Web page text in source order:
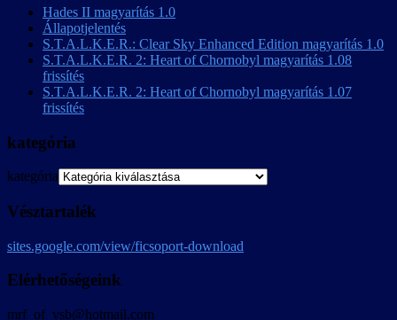
Hades II magyarítás 1.0
Állapotjelentés
S.T.A.L.K.E.R.: Clear Sky Enhanced Edition magyarítás 1.0
S.T.A.L.K.E.R. 2: Heart of Chornobyl magyarítás 1.08
frissítés
S.T.A.L.K.E.R. 2: Heart of Chornobyl magyarítás 1.07
frissítés
kategória
kategória
Vésztartalék
sites.google.com/view/ficsoport-download
Elérhetőségeink
mrf_of_vsb@hotmail.com